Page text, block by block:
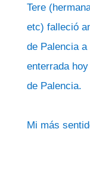
Tere
etc) falleció
de Palencia
enterrada
de Palencia.
Mi más